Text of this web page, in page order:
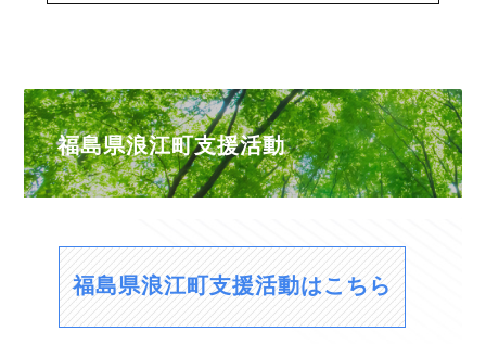
福島県浪江町支援活動
福島県浪江町支援活動はこちら